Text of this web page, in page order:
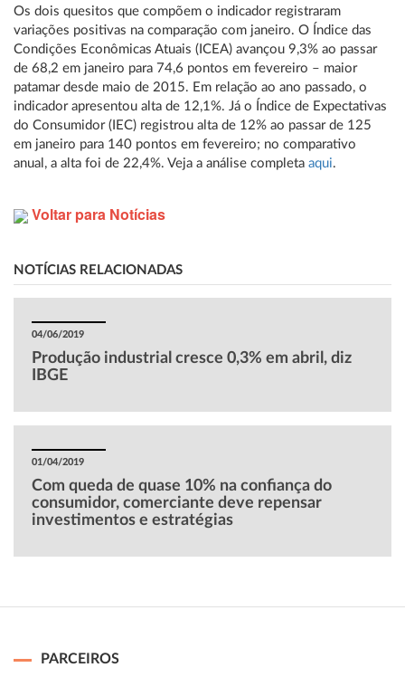
Os dois quesitos que compõem o indicador registraram
variações positivas na comparação com janeiro. O Índice das
Condições Econômicas Atuais (ICEA) avançou 9,3% ao passar
de 68,2 em janeiro para 74,6 pontos em fevereiro – maior
patamar desde maio de 2015. Em relação ao ano passado, o
indicador apresentou alta de 12,1%. Já o Índice de Expectativas
do Consumidor (IEC) registrou alta de 12% ao passar de 125
em janeiro para 140 pontos em fevereiro; no comparativo
anual, a alta foi de 22,4%. Veja a análise completa aqui.
Voltar para Notícias
NOTÍCIAS RELACIONADAS
04/06/2019
Produção industrial cresce 0,3% em abril, diz
IBGE
01/04/2019
Com queda de quase 10% na confiança do
consumidor, comerciante deve repensar
investimentos e estratégias
PARCEIROS